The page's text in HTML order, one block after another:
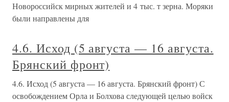
Новороссийск мирных жителей и 4 тыс. т зерна. Моряки
были направлены для
4.6. Исход (5 августа — 16 августа.
Брянский фронт)
4.6. Исход (5 августа — 16 августа. Брянский фронт) С
освобождением Орла и Болхова следующей целью войск